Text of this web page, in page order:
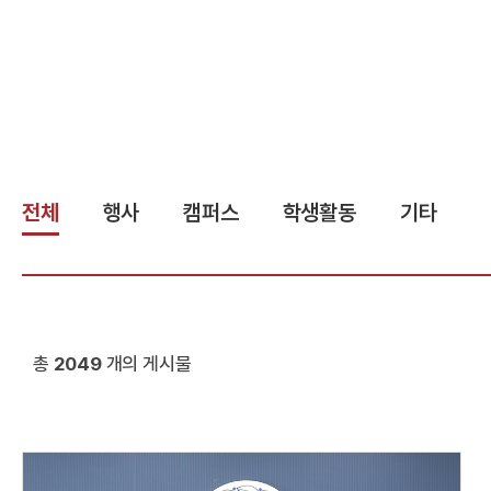
전체 행사 캠퍼스 학생활동 기타
총 2049개의 게시물